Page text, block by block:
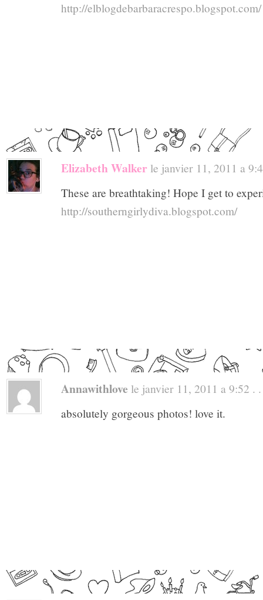
http://elblogdebarbaracrespo.blogspot.com/
Elizabeth Walker le janvier 11, 2011 a
These are breathtaking! Hope I get to
http://southerngirlydiva.blogspot.com/
Annawithlove le janvier 11, 2011 a 9:52 . .
absolutely gorgeous photos! love it.